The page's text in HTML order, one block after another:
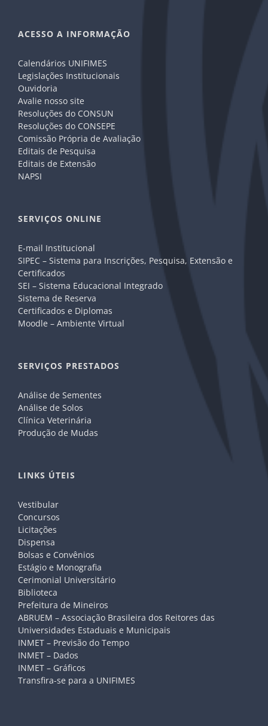
ACESSO A INFORMAÇÃO
Calendários UNIFIMES
Legislações Institucionais
Ouvidoria
Avalie nosso site
Resoluções do CONSUN
Resoluções do CONSEPE
Comissão Própria de Avaliação
Editais de Pesquisa
Editais de Extensão
NAPSI
SERVIÇOS ONLINE
E-mail Institucional
SIPEC – Sistema para Inscrições, Pesquisa, Extensão e
Certificados
SEI – Sistema Educacional Integrado
Sistema de Reserva
Certificados e Diplomas
Moodle – Ambiente Virtual
SERVIÇOS PRESTADOS
Análise de Sementes
Análise de Solos
Clínica Veterinária
Produção de Mudas
LINKS ÚTEIS
Vestibular
Concursos
Licitações
Dispensa
Bolsas e Convênios
Estágio e Monografia
Cerimonial Universitário
Biblioteca
Prefeitura de Mineiros
ABRUEM – Associação Brasileira dos Reitores das
Universidades Estaduais e Municipais
INMET – Previsão do Tempo
INMET – Dados
INMET – Gráficos
Transfira-se para a UNIFIMES